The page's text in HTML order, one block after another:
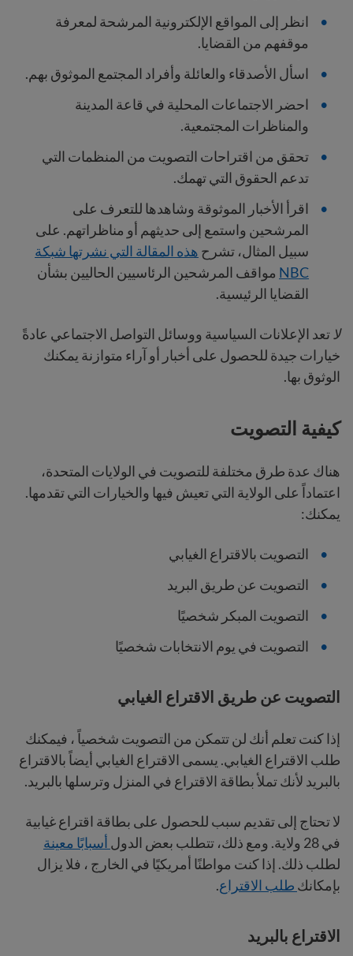
انظر إلى المواقع الإلكترونية المرشحة لمعرفة
موقفهم من القضايا.
اسأل الأصدقاء والعائلة وأفراد المجتمع الموثوق بهم.
احضر الاجتماعات المحلية في قاعة المدينة
والمناظرات المجتمعية.
تحقق من اقتراحات التصويت من المنظمات التي
تدعم الحقوق التي تهمك.
اقرأ الأخبار الموثوقة وشاهدها للتعرف على
المرشحين واستمع إلى حديثهم أو مناظراتهم. على
سبيل المثال، تشرح هذه المقالة التي نشرتها شبكة
NBC مواقف المرشحين الرئاسيين الحاليين بشأن
القضايا الرئيسية.
لاتعد الإعلانات السياسية ووسائل التواصل الاجتماعي عادةً
خيارات جيدة للحصول على أخبار أو آراء متوازنة يمكنك
الوثوق بها.
كيفية التصويت
هناك عدة طرق مختلفة للتصويت في الولايات المتحدة،
اعتماداً على الولاية التي تعيش فيها والخيارات التي تقدمها.
يمكنك:
التصويت بالاقتراع الغيابي
التصويت عن طريق البريد
التصويت المبكر شخصيًا
التصويت في يوم الانتخابات شخصيًا
التصويت عن طريق الاقتراع الغيابي
إذا كنت تعلم أنك لن تتمكن من التصويت شخصياً ، فيمكنك
طلب الاقتراع الغيابي. يسمى الاقتراع الغيابي أيضاً بالاقتراع
بالبريد لأنك تملأ بطاقة الاقتراع في المنزل وترسلها بالبريد.
لا تحتاج إلى تقديم سبب للحصول على بطاقة اقتراع غيابية
في 28 ولاية. ومع ذلك، تتطلب بعض الدول
أسبابًا معينة
لطلب ذلك. إذا كنت مواطنًا أمريكيًا في الخارج ، فلا يزال
بإمكانك طلب الاقتراع.
الاقتراع بالبريد